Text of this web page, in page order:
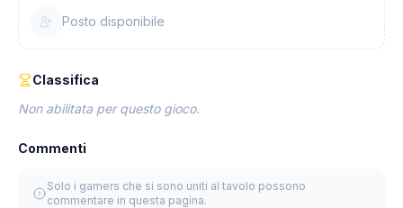
Posto disponibile
Classifica
Non abilitata per questo gioco.
Commenti
Solo i gamers che si sono uniti al tavolo possono
commentare in questa pagina.